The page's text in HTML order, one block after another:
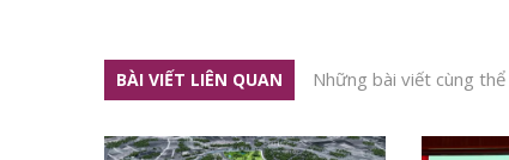
BÀI VIẾT LIÊN QUAN Những bài viết cùng thể